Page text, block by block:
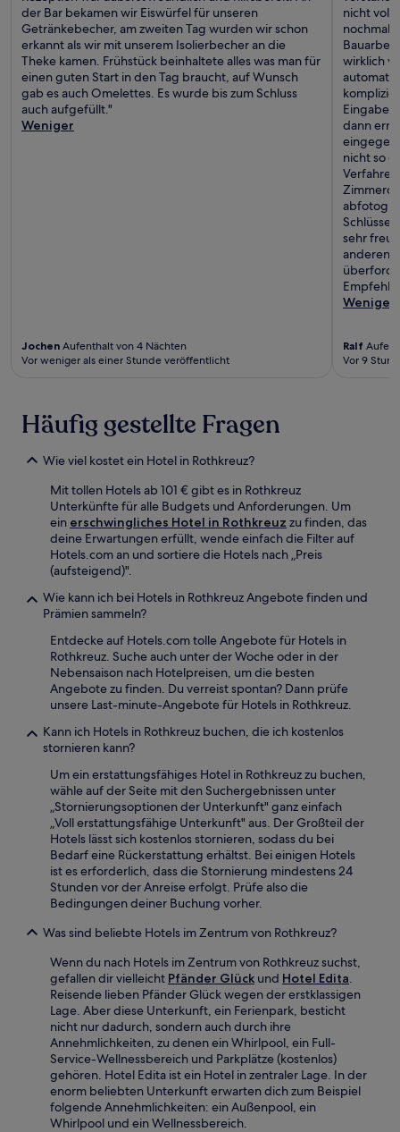
der Bar bekamen wir Eiswürfel für unseren
Getränkebecher, am zweiten Tag wurden wir schon
erkannt als wir mit unserem Isolierbecher an die
Theke kamen. Frühstück beinhaltete alles was man für
einen guten Start in den Tag braucht, auf Wunsch
gab es auch Omelettes. Es wurde bis zum Schluss
auch aufgefüllt."
Weniger
Jochen Aufenthalt von 4 Nächten
Vor weniger als einer Stunde veröffentlicht
nicht
nochmal
wirklich
dann
nicht so
sehr
anderen
Weniger
Ralf
Vor 9
Häufig gestellte Fragen
Wie viel kostet ein Hotel in Rothkreuz?
Mit tollen Hotels ab 101 € gibt es in Rothkreuz
Unterkünfte für alle Budgets und Anforderungen. Um
ein erschwingliches Hotel in Rothkreuz zu finden, das
deine Erwartungen erfüllt, wende einfach die Filter auf
Hotels.com an und sortiere die Hotels nach „Preis
(aufsteigend)".
Wie kann ich bei Hotels in Rothkreuz Angebote finden und
Prämien sammeln?
Entdecke auf Hotels.com tolle Angebote für Hotels in
Rothkreuz. Suche auch unter der Woche oder in der
Nebensaison nach Hotelpreisen, um die besten
Angebote zu finden. Du verreist spontan? Dann prüfe
unsere Last-minute-Angebote für Hotels in Rothkreuz.
Kann ich Hotels in Rothkreuz buchen, die ich kostenlos
stornieren kann?
Um ein erstattungsfähiges Hotel in Rothkreuz zu buchen,
wähle auf der Seite mit den Suchergebnissen unter
„Stornierungsoptionen der Unterkunft" ganz einfach
„Voll erstattungsfähige Unterkunft" aus. Der Großteil der
Hotels lässt sich kostenlos stornieren, sodass du bei
Bedarf eine Rückerstattung erhältst. Bei einigen Hotels
ist es erforderlich, dass die Stornierung mindestens 24
Stunden vor der Anreise erfolgt. Prüfe also die
Bedingungen deiner Buchung vorher.
Was sind beliebte Hotels im Zentrum von Rothkreuz?
Wenn du nach Hotels im Zentrum von Rothkreuz suchst,
gefallen dir vielleicht Pfänder Glück und Hotel Edita.
Reisende lieben Pfänder Glück wegen der erstklassigen
Lage. Aber diese Unterkunft, ein Ferienpark, besticht
nicht nur dadurch, sondern auch durch ihre
Annehmlichkeiten, zu denen ein Whirlpool, ein Full-
Service-Wellnessbereich und Parkplätze (kostenlos)
gehören. Hotel Edita ist ein Hotel in zentraler Lage. In der
enorm beliebten Unterkunft erwarten dich zum Beispiel
folgende Annehmlichkeiten: ein Außenpool, ein
Whirlpool und ein Wellnessbereich.